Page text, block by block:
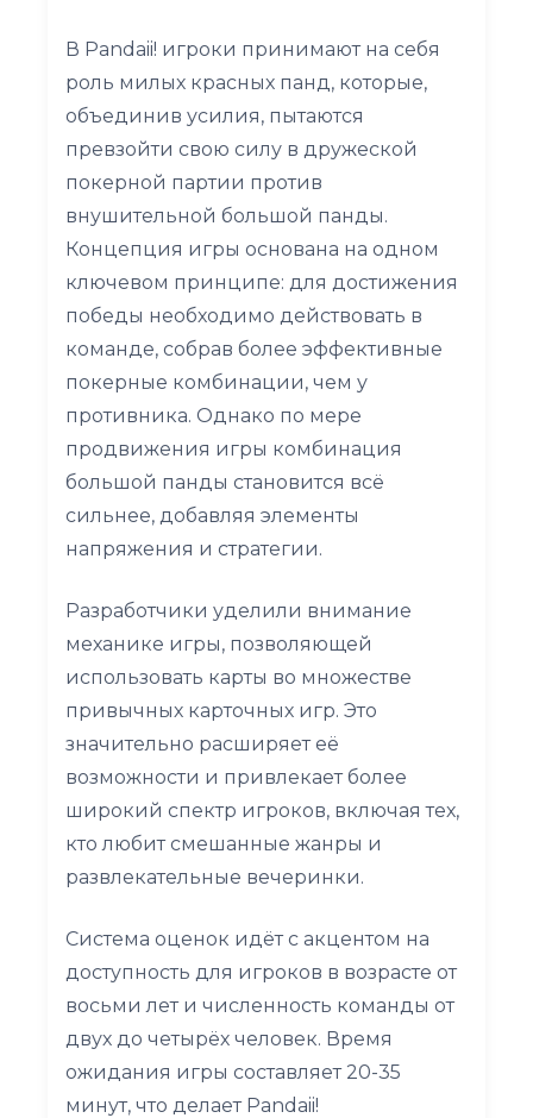
В Pandaii! игроки принимают на себя
роль милых красных панд, которые,
объединив усилия, пытаются
превзойти свою силу в дружеской
покерной партии против
внушительной большой панды.
Концепция игры основана на одном
ключевом принципе: для достижения
победы необходимо действовать в
команде, собрав более эффективные
покерные комбинации, чем у
противника. Однако по мере
продвижения игры комбинация
большой панды становится всё
сильнее, добавляя элементы
напряжения и стратегии.
Разработчики уделили внимание
механике игры, позволяющей
использовать карты во множестве
привычных карточных игр. Это
значительно расширяет её
возможности и привлекает более
широкий спектр игроков, включая тех,
кто любит смешанные жанры и
развлекательные вечеринки.
Система оценок идёт с акцентом на
доступность для игроков в возрасте от
восьми лет и численность команды от
двух до четырёх человек. Время
ожидания игры составляет 20-35
минут, что делает Pandaii!